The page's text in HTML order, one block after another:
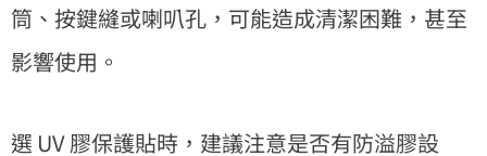
筒、按鍵縫或喇叭孔，可能造成清潔困難，甚至
影響使用。
選 UV 膠保護貼時，建議注意是否有防溢膠設